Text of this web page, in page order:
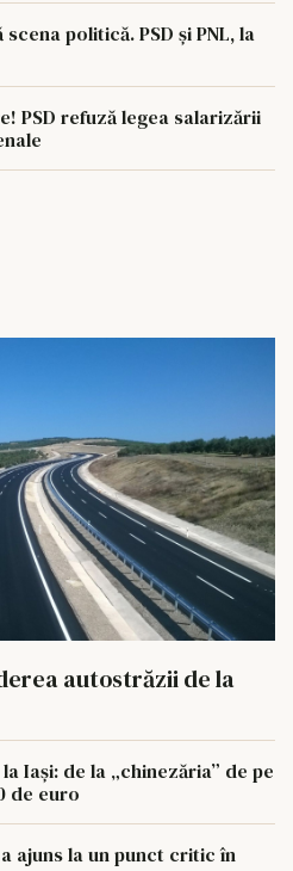
scena politică. PSD și PNL, la
PSD refuză legea salarizării
autostrăzii de la
Iași: de la „chinezăria” de pe
de euro
ajuns la un punct critic în